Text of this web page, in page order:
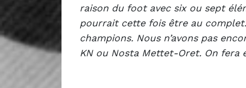
raison du foot avec six ou sept
pourrait cette fois être au
champions. Nous n’avons pas
KN ou Nosta Mettet-Oret. On fera